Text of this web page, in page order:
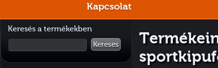
Kapcsolat
Keresés a termékekben
Keresés